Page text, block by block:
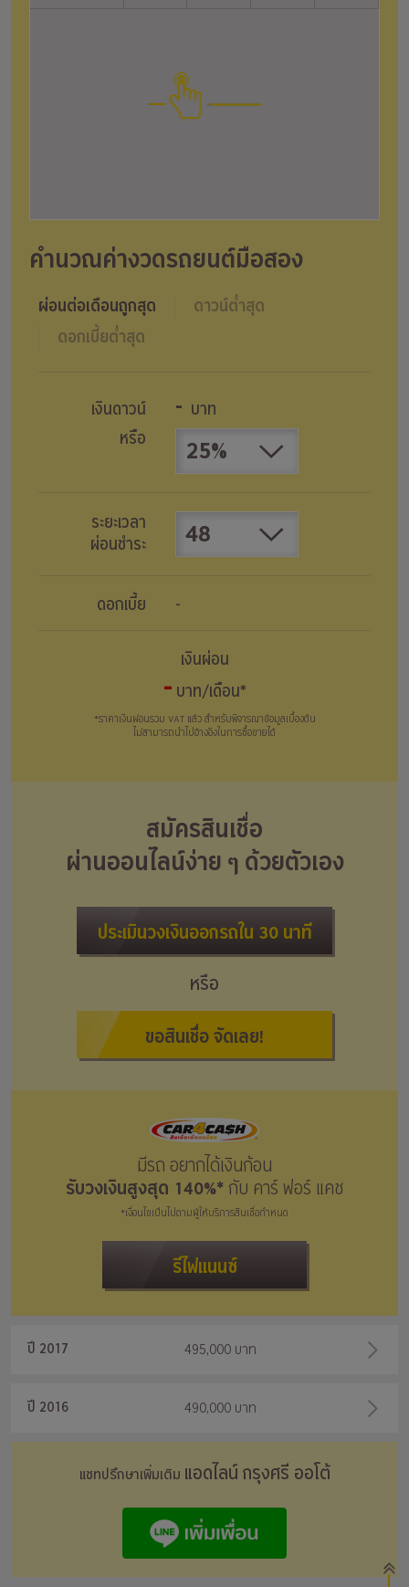
คำนวณค่างวดรถยนต์มือสอง
ผ่อนต่อเดือนถูกสุด
ดาวน์ต่ำสุด
ดอกเบี้ยต่ำสุด
เงินดาวน์ - บาท
หรือ
25%
ระยะเวลา
ผ่อนชำระ
48
ดอกเบี้ย -
เงินผ่อน
- บาท/เดือน*
*ราคาเงินผ่อนรวม VAT แล้ว สำหรับพิจารณาข้อมูลเบื้องต้น
ไม่สามารถนำไปอ้างอิงในการซื้อขายได้
สมัครสินเชื่อ
ผ่านออนไลน์ง่าย ๆ ด้วยตัวเอง
ประเมินวงเงินออกรถใน 30 นาที
หรือ
ขอสินเชื่อ จัดเลย!
มีรถ อยากได้เงินก้อน
รับวงเงินสูงสุด 140%* กับ คาร์ ฟอร์ แคช
*เงื่อนไขเป็นไปตามผู้ให้บริการสินเชื่อกำหนด
รีไฟแนนซ์
ปี 2017 495,000 บาท
ปี 2016 490,000 บาท
แชทปรึกษาเพิ่มเติม แอดไลน์ กรุงศรี ออโต้